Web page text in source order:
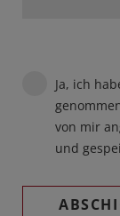
Ja, ich
von mir
und